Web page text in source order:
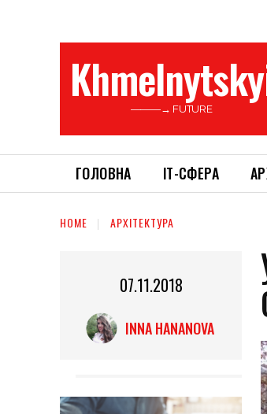
———→ FUTURE
ГОЛОВНА ІТ-СФЕРА
HOME АРХІТЕКТУРА
07.11.2018
INNA HANANOVA